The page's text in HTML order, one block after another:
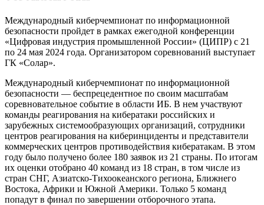
Международный киберчемпионат по информационной
безопасности пройдет в рамках ежегодной конференции
«Цифровая индустрия промышленной России» (ЦИПР) с 21
по 24 мая 2024 года. Организатором соревнований выступает
ГК «Солар».
Международный киберчемпионат по информационной
безопасности — беспрецедентное по своим масштабам
соревновательное событие в области ИБ. В нем участвуют
команды реагирования на кибератаки российских и
зарубежных системообразующих организаций, сотрудники
центров реагирования на киберинциденты и представители
коммерческих центров противодействия кибератакам. В этом
году было получено более 180 заявок из 21 страны. По итогам
их оценки отобрано 40 команд из 18 стран, в том числе из
стран СНГ, Азиатско-Тихоокеанского региона, Ближнего
Востока, Африки и Южной Америки. Только 5 команд
попадут в финал по завершении отборочного этапа.